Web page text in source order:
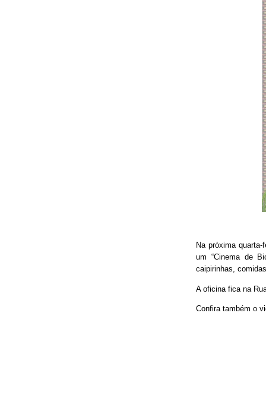
Na próxima
um “Cinema de
caipirinhas,
A oficina fica na
Confira também o